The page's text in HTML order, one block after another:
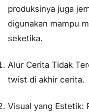
produksinya juga
digunakan mampu
seketika.
Alur Cerita Tidak
twist di akhir cerita.
Visual yang Estetik: